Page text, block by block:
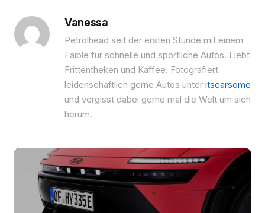
Vanessa
Petrolhead seit der ersten Stunde mit einem
Fai­ble für schnelle und sportliche Autos. Liebt
Frittentheken und Kaf­fee. Fotografiert
leidenschaftlich gerne Autos unter itscarsome
und vergisst dabei gerne mal die Welt um sich
herum.